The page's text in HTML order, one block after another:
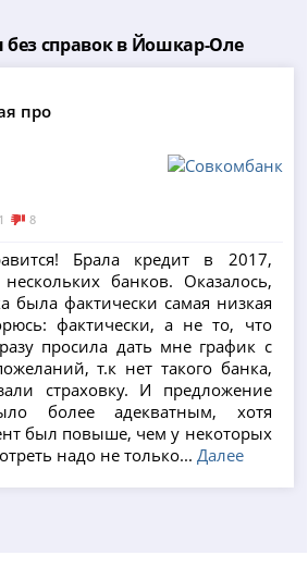
справок в Йошкар-Оле
про
8
Брала кредит в 2017,
банков. Оказалось,
была фактически самая низкая
фактически, а не то, что
просила дать мне график с
т.к нет такого банка,
страховку. И предложение
более адекватным, хотя
был повыше, чем у некоторых
надо не только...Далее